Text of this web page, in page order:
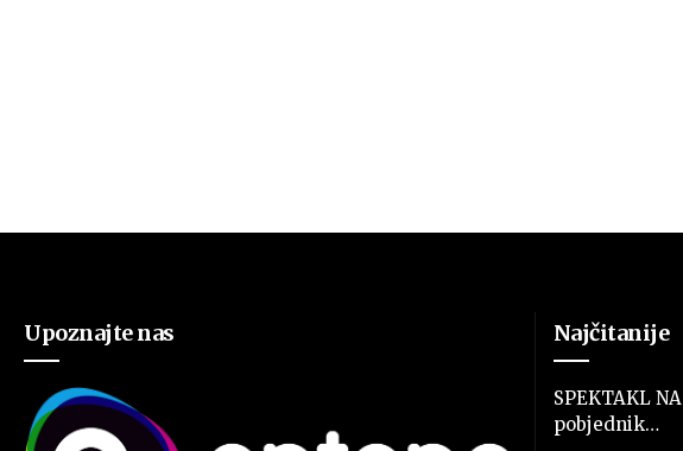
Upoznajte nas Najčitanije
SPEKTAKL
pobjednik…